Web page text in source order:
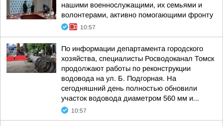
нашими военнослужащими, их семьями и
волонтерами, активно помогающими фронту
10:57
По информации департамента городского
хозяйства, специалисты Росводоканал Томск
продолжают работы по реконструкции
водовода на ул. Б. Подгорная. На
сегодняшний день полностью обновили
участок водовода диаметром 560 мм и...
10:57